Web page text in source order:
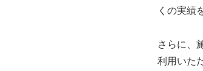
くの実績
さらに、
利用いた